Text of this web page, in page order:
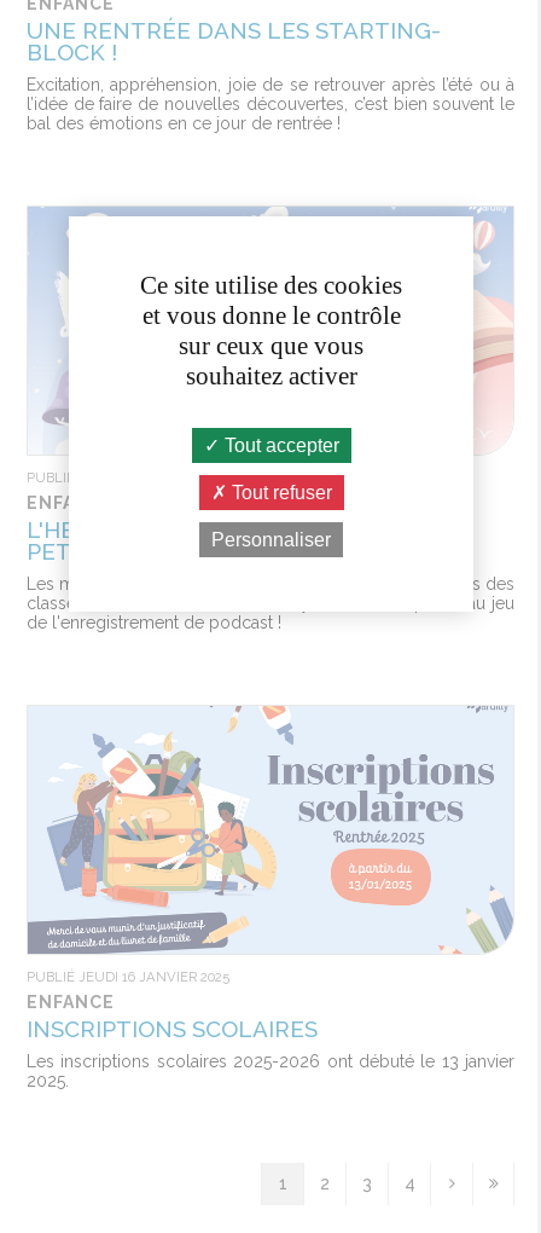
UNE RENTRÉE DANS LES STARTING-
BLOCK !
Excitation, appréhension, joie de se retrouver après l’été ou à
l’idée de faire de nouvelles découvertes, c’est bien souvent le
bal des émotions en ce jour de rentrée !
PUBLIÉ MERCREDI 27 AOÛT 2025
ENFANCE
L'HEURE DU CONTE - LE PODCAST DES
PETITS
Les mois de mai et juin ont été l'occasion pour les enfants des
classes de CE2 de l'école des Noyeraies de se prêter au jeu
de l'enregistrement de podcast !
PUBLIÉ JEUDI 16 JANVIER 2025
ENFANCE
INSCRIPTIONS SCOLAIRES
Les inscriptions scolaires 2025-2026 ont débuté le 13 janvier
2025.
1 2 3 4
Ce site utilise des cookies
et vous donne le contrôle
sur ceux que vous
souhaitez activer
Tout accepter
Tout refuser
Personnaliser